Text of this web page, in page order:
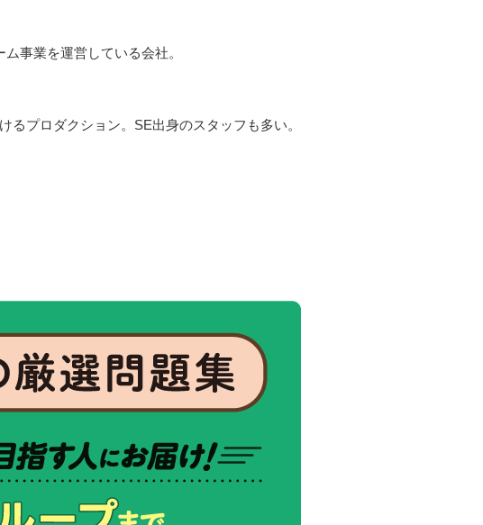
事業を運営している会社。
るプロダクション。SE出身のスタッフも多い。